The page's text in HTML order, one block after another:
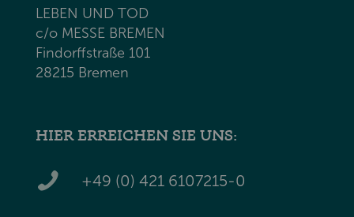
LEBEN UND TOD
c/o MESSE BREMEN
Findorffstraße 101
28215 Bremen
HIER ERREICHEN SIE UNS:
+49 (0) 421 6107215-0